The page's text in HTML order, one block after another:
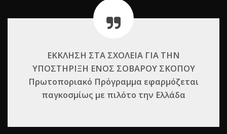
ΕΚΚΛΗΣΗ ΣΤΑ ΣΧΟΛΕΙΑ ΓΙΑ ΤΗΝ
ΥΠΟΣΤΗΡΙΞΗ ΕΝΟΣ ΣΟΒΑΡΟΥ ΣΚΟΠΟΥ
Πρωτοποριακό Πρόγραμμα εφαρμόζεται
παγκοσμίως με πιλότο την Ελλάδα